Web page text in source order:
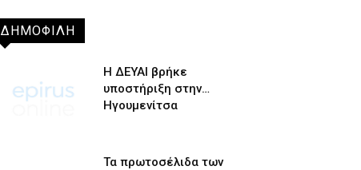
ΔΗΜΟΦΙΛΗ
Η ΔΕΥΑΙ βρήκε
υποστήριξη στην…
Ηγουμενίτσα
Τα πρωτοσέλιδα των